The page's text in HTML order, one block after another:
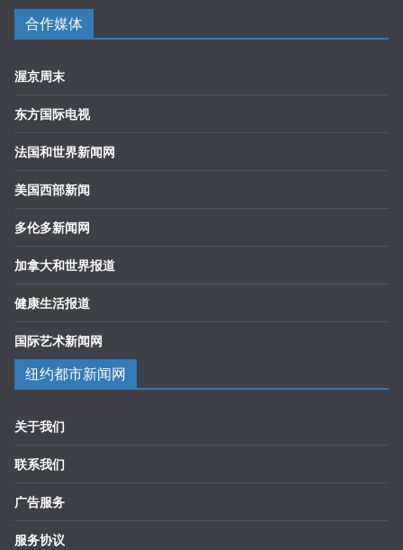
合作媒体
渥京周末
东方国际电视
法国和世界新闻网
美国西部新闻
多伦多新闻网
加拿大和世界报道
健康生活报道
国际艺术新闻网
纽约都市新闻网
关于我们
联系我们
广告服务
服务协议